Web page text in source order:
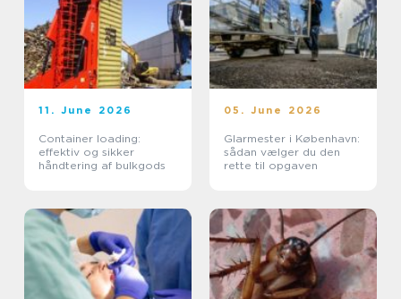
11. June 2026
Container loading:
effektiv og sikker
håndtering af bulkgods
05. June 2026
Glarmester i København:
sådan vælger du den
rette til opgaven